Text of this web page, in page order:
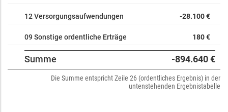
12 Versorgungsaufwendungen -28.100 €
09 Sonstige ordentliche Erträge 180 €
Summe -894.640 €
Die Summe entspricht Zeile 26 (ordentliches Ergebnis) in der
untenstehenden Ergebnistabelle